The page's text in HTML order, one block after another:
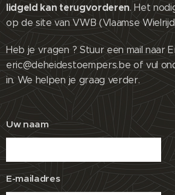
lidgeld kan terugvorderen. Het
op de site van VWB (Vlaamse
Heb je vragen ? Stuur een mail naar
eric@deheidestoempers.be of vul
in. We helpen je graag verder.
Uw naam
E-mailadres